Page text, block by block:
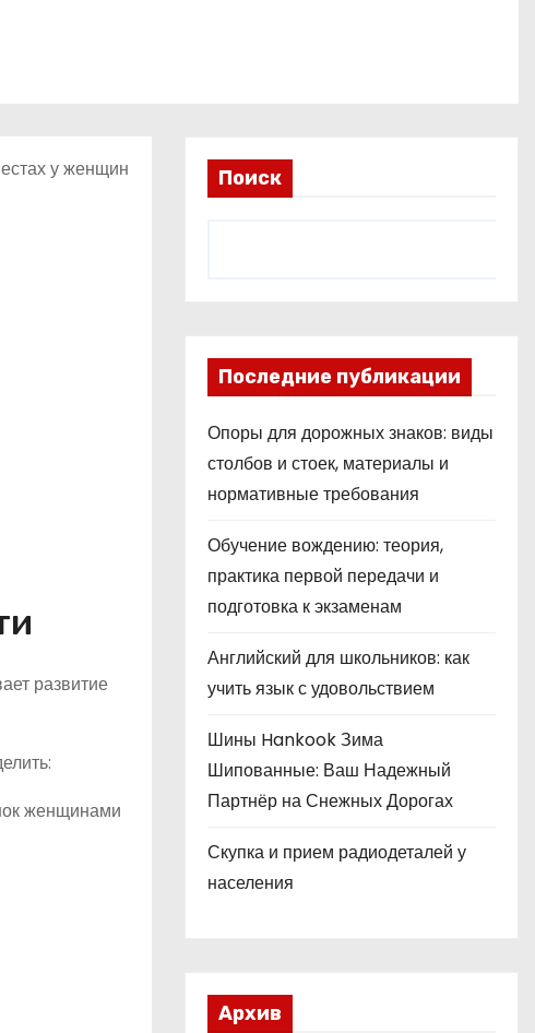
у женщин
развитие
женщинами
Поиск
Последние публикации
Опоры для дорожных знаков: виды
столбов и стоек, материалы и
нормативные требования
Обучение вождению: теория,
практика первой передачи и
подготовка к экзаменам
Английский для школьников: как
учить язык с удовольствием
Шины Hankook Зима
Шипованные: Ваш Надежный
Партнёр на Снежных Дорогах
Скупка и прием радиодеталей у
населения
Архив